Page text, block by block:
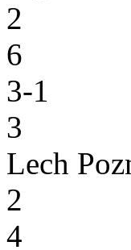
2
6
3-1
3
Lech
2
4